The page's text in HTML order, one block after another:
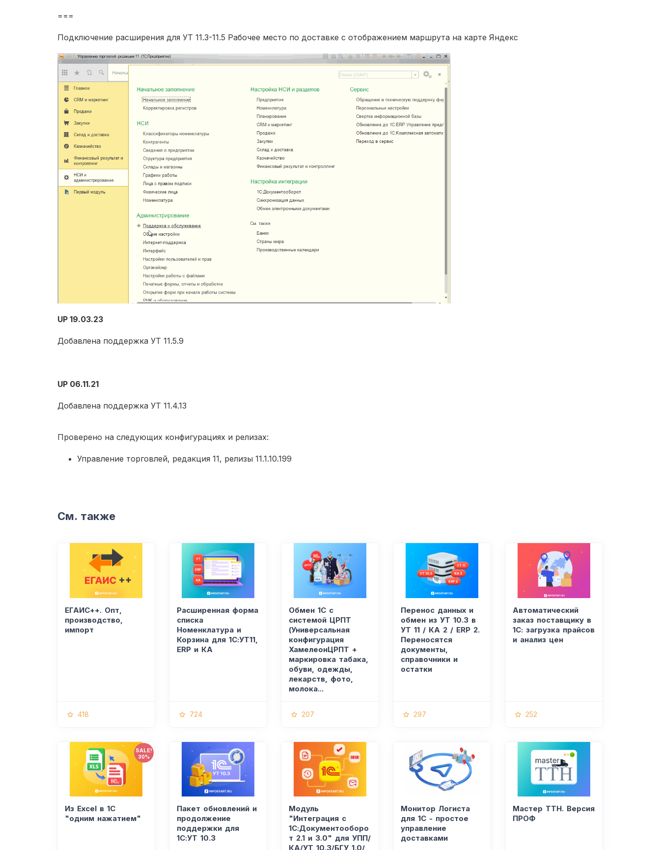
===
Подключение расширения для УТ 11.3-11.5 Рабочее место по доставке с отображением маршрута на карте Яндекс
UP 19.03.23
Добавлена поддержка УТ 11.5.9
UP 06.11.21
Добавлена поддержка УТ 11.4.13
Проверено на следующих конфигурациях и релизах:
Управление торговлей, редакция 11, релизы 11.1.10.199
См. также
ЕГАИС++. Опт,
производство,
импорт
418
Расширенная форма
списка
Номенклатура и
Корзина для 1С:УТ11,
ERP и КА
724
Обмен 1С с
системой ЦРПТ
(Универсальная
конфигурация
ХамелеонЦРПТ +
маркировка табака,
обуви, одежды,
лекарств, фото,
молока...
207
Перенос данных и
обмен из УТ 10.3 в
УТ 11 / КА 2 / ERP 2.
Переносятся
документы,
справочники и
остатки
297
Автоматический
заказ поставщику в
1С: загрузка прайсов
и анализ цен
252
Из Excel в 1С
"одним нажатием"
SALE!
30%
Пакет обновлений и
продолжение
поддержки для
1С:УТ 10.3
Модуль
"Интеграция с
1С:Документооборо
т 2.1 и 3.0" для УПП/
КА/УТ 10.3/БГУ 1.0/
Монитор Логиста
для 1С - простое
управление
доставками
Мастер ТТН. Версия
ПРОФ